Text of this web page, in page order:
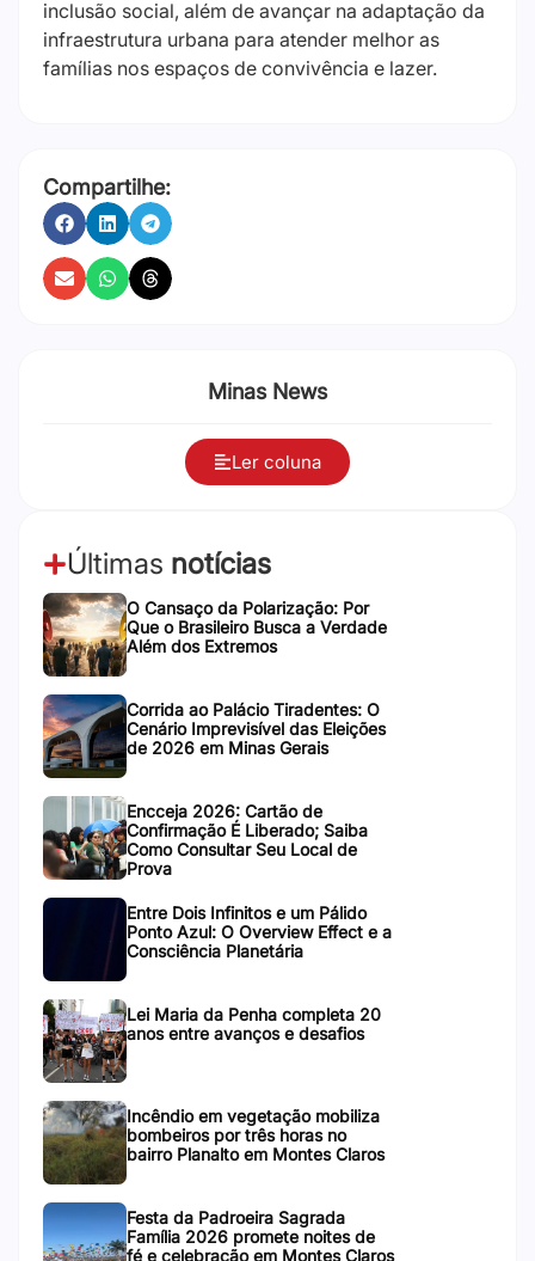
inclusão social, além de avançar na adaptação da
infraestrutura urbana para atender melhor as
famílias nos espaços de convivência e lazer.
Compartilhe:
Minas News
Ler coluna
Últimas notícias
O Cansaço da Polarização: Por
Que o Brasileiro Busca a Verdade
Além dos Extremos
Corrida ao Palácio Tiradentes: O
Cenário Imprevisível das Eleições
de 2026 em Minas Gerais
Encceja 2026: Cartão de
Confirmação É Liberado; Saiba
Como Consultar Seu Local de
Prova
Entre Dois Infinitos e um Pálido
Ponto Azul: O Overview Effect e a
Consciência Planetária
Lei Maria da Penha completa 20
anos entre avanços e desafios
Incêndio em vegetação mobiliza
bombeiros por três horas no
bairro Planalto em Montes Claros
Festa da Padroeira Sagrada
Família 2026 promete noites de
fé e celebração em Montes Claros